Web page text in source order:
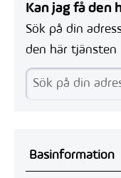
Kan jag få den
Sök på din
den här tjänsten
Basinformation